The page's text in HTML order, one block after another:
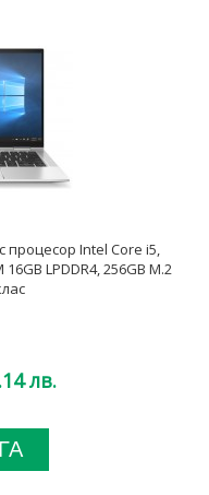
процесор Intel Core i5,
LPDDR4, 256GB M.2
лв.